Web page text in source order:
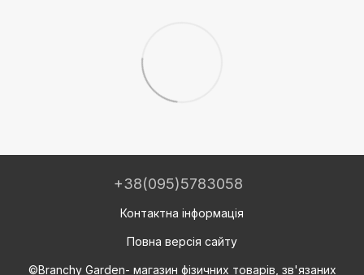
+38(095)5783058
Контактна інформація
Повна версія сайту
©Branchy Garden- магазин фізичних товарів, зв'язаних